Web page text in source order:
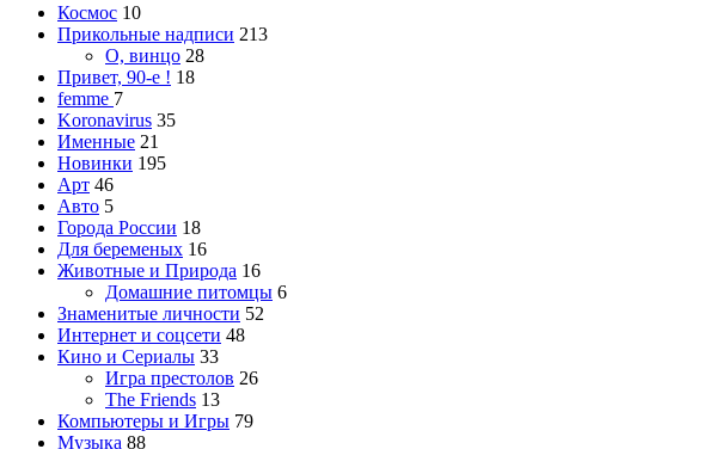
Космос 10
Прикольные надписи 213
О, винцо 28
Привет, 90-е ! 18
femme 7
Koronavirus 35
Именные 21
Новинки 195
Арт 46
Авто 5
Города России 18
Для беременых 16
Животные и Природа 16
Домашние питомцы 6
Знаменитые личности 52
Интернет и соцсети 48
Кино и Сериалы 33
Игра престолов 26
The Friends 13
Компьютеры и Игры 79
Музыка 88